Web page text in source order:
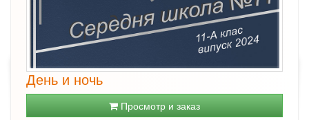
День и ночь
Просмотр и заказ